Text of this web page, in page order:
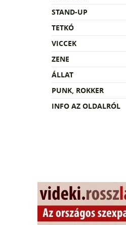
STAND-UP
TETKÓ
VICCEK
ZENE
ÁLLAT
PUNK, ROKKER
INFO AZ OLDALRÓL